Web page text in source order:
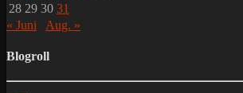
28 29 30 31
« Juni
Aug. »
Blogroll